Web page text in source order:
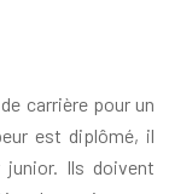
carrière pour un
est diplômé, il
junior. Ils doivent